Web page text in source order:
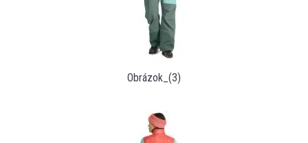
Obrázok_(3)